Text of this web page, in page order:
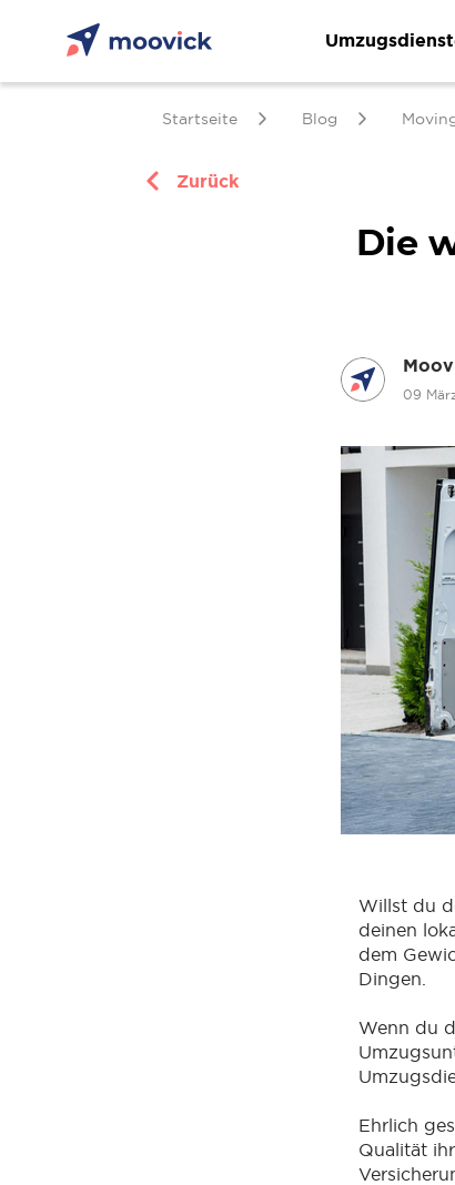
Startseite Blog
Zurück
Die
09
Willst du
deinen
dem
Dingen.
Wenn du
Ehrlich
Qualität